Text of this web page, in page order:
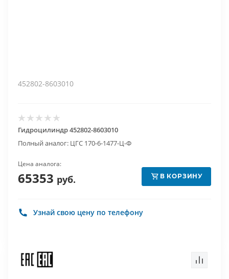
452802-8603010
Гидроцилиндр 452802-8603010
Полный аналог: ЦГС 170-6-1477-Ц-Ф
Цена аналога:
65353 руб. В КОРЗИНУ
Узнай свою цену по телефону